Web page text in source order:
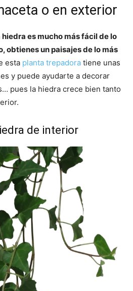
o en exterior
es mucho más fácil de lo
obtienes un paisajes de lo más
esta planta trepadora tiene unas
y puede ayudarte a decorar
pues la hiedra crece bien tanto
de interior